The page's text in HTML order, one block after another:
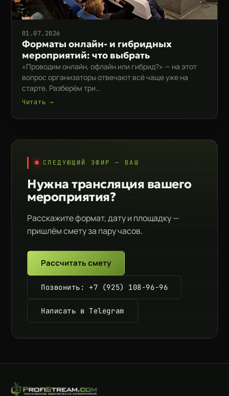
01.07.2026
Форматы онлайн- и гибридных
мероприятий: что выбрать
«Проводим онлайн, офлайн или гибрид?» — на этот
вопрос организаторы отвечают всё чаще уже на
старте. Разберём три…
Читать →
СЛЕДУЮЩИЙ ЭФИР — ВАШ
Нужна трансляция вашего
мероприятия?
Расскажите формат, дату и площадку —
пришлём смету за пару часов.
Рассчитать смету
Позвонить: +7 (925) 108-96-96
Написать в Telegram